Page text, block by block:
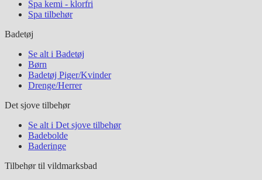
Spa kemi - klorfri
Spa tilbehør
Badetøj
Se alt i Badetøj
Børn
Badetøj Piger/Kvinder
Drenge/Herrer
Det sjove tilbehør
Se alt i Det sjove tilbehør
Badebolde
Baderinge
Tilbehør til vildmarksbad